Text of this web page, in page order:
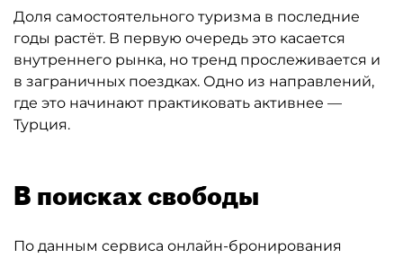
Доля самостоятельного туризма в последние
годы растёт. В первую очередь это касается
внутреннего рынка, но тренд прослеживается и
в заграничных поездках. Одно из направлений,
где это начинают практиковать активнее —
Турция.
В поисках свободы
По данным сервиса онлайн-бронирования